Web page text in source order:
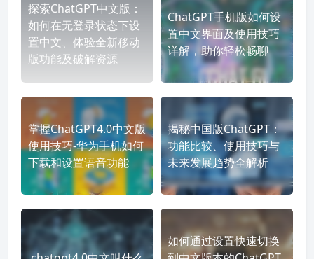
探索ChatGPT中文版：
如何在无登录状态下设
置中文、体验全新移动
版功能及破解资源
ChatGPT手机版如何设
置中文界面及使用技巧
详解，助你轻松畅聊
掌握ChatGPT4.0中文版
使用技巧-华为手机如何
下载和设置语音功能
揭秘中国版ChatGPT：
功能比较、使用技巧与
未来发展趋势全解析
如何通过设置快速切换